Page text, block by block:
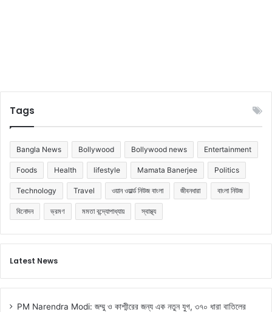
Tags
Bangla News Bollywood Bollywood news Entertainment
Foods Health lifestyle Mamata Banerjee Politics
Technology Travel ওয়ান ওয়ার্ল্ড নিউজ বাংলা জীবনধারা বাংলা নিউজ
বিনোদন ভ্রমণ মমতা বন্দ্যোপাধ্যায় স্বাস্থ্য
Latest News
PM Narendra Modi: জম্মু ও কাশ্মীরের জন্য এক নতুন যুগ, ৩৭০ ধারা বাতিলের